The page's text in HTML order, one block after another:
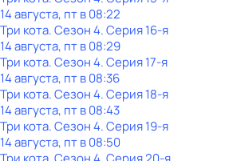
14 августа, пт в 08:22
Три кота. Сезон 4. Серия 16-я
14 августа, пт в 08:29
Три кота. Сезон 4. Серия 17-я
14 августа, пт в 08:36
Три кота. Сезон 4. Серия 18-я
14 августа, пт в 08:43
Три кота. Сезон 4. Серия 19-я
14 августа, пт в 08:50